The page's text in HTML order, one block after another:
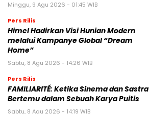
Minggu, 9 Agu 2026 - 01:45 WIB
Pers Rilis
Himel Hadirkan Visi Hunian Modern
melalui Kampanye Global “Dream
Home”
Sabtu, 8 Agu 2026 - 14:26 WIB
Pers Rilis
FAMILIARITÉ: Ketika Sinema dan Sastra
Bertemu dalam Sebuah Karya Puitis
Sabtu, 8 Agu 2026 - 14:19 WIB